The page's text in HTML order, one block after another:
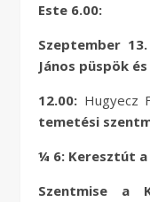
Este 6.00:
Szeptember
János püspök
12.00: Hugyecz
temetési
¼ 6: Keresztút a
Szentmise a